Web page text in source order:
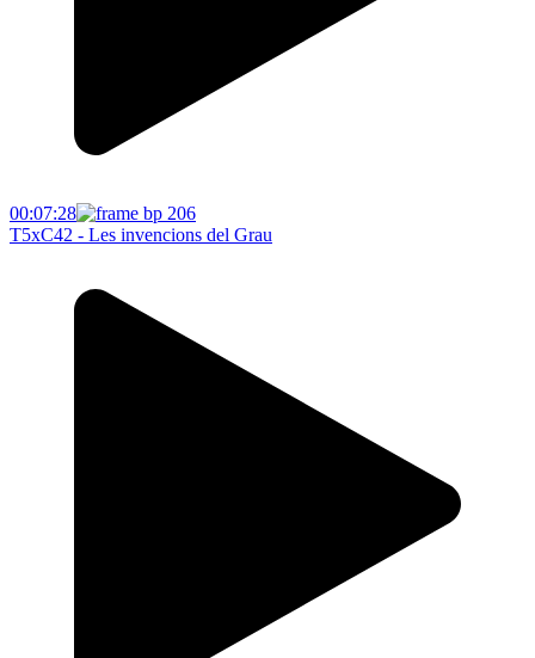
00:07:28
T5xC42 - Les invencions del Grau